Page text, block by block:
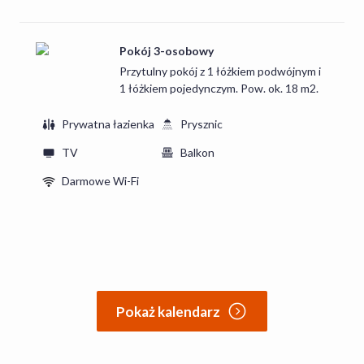
Pokój 3-osobowy
Przytulny pokój z 1 łóżkiem podwójnym i
1 łóżkiem pojedynczym. Pow. ok. 18 m2.
Prywatna łazienka Prysznic
TV Balkon
Darmowe Wi-Fi
Pokaż kalendarz